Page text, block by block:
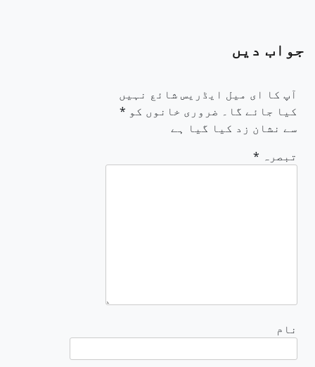
جواب دیں
آپ کا ای میل ایڈریس شائع نہیں
کیا جائے گا۔ ضروری خانوں کو *
سے نشان زد کیا گیا ہے
تبصرہ *
نام